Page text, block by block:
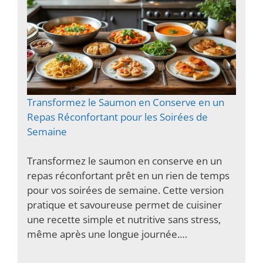
Transformez le Saumon en Conserve en un
Repas Réconfortant pour les Soirées de
Semaine
Transformez le saumon en conserve en un
repas réconfortant prêt en un rien de temps
pour vos soirées de semaine. Cette version
pratique et savoureuse permet de cuisiner
une recette simple et nutritive sans stress,
même après une longue journée.…